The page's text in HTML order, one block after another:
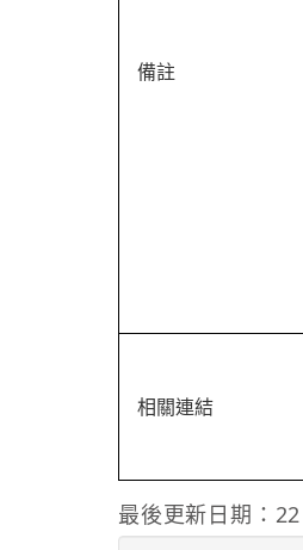
備註
相關連結
最後更新日期：